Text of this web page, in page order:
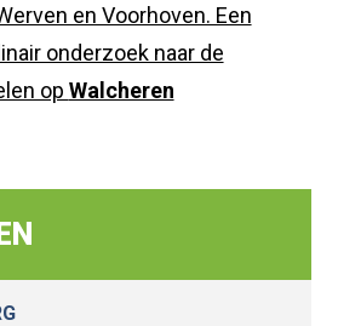
en Voorhoven. Een
onderzoek naar de
op Walcheren